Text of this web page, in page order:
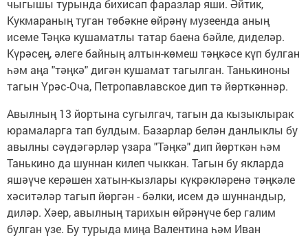
чыгышы турында бихисап фаразлар яши. Әйтик,
Кукмараның туган төбәкне өйрәнү музеенда аның
исеме Тәңкә кушаматлы татар баена бәйле, диделәр.
Күрәсең, әлеге байның алтын-көмеш тәңкәсе күп булган
һәм аңа "тәңкә" дигән кушамат тагылган. Танькиноны
тагын Үрәс-Оча, Петропавлавское дип тә йөрткәннәр.
Авылның 13 йортына сугылгач, тагын да кызыклырак
юрамаларга тап булдым. Базарлар белән данлыклы бу
авылны сәүдәгәрләр үзара "Тәңкә" дип йөрткән һәм
Танькино да шуннан килеп чыккан. Тагын бу якларда
яшәүче керәшен хатын-кызлары күкрәкләренә тәңкәле
хәситәләр тагып йөргән - бәлки, исем дә шуннандыр,
диләр. Хәер, авылның тарихын өйрәнүче бер галим
булган үзе. Бу турыда миңа Валентина һәм Иван